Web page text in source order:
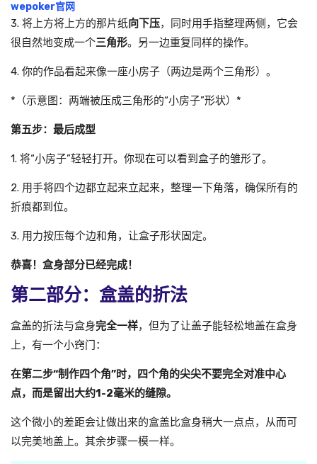
wepoker官网
3. 将上方将上方的那片纸向下压，同时用手指整理两侧，它会
很自然地变成一个三角形。另一边重复同样的操作。
4. 你的作品看起来像一座小房子（两边是两个三角形）。
*（示意图：两端被压成三角形的“小房子”形状）*
第五步：最后成型
1. 将“小房子”轻轻打开。你现在可以看到盒子的雏形了。
2. 用手将四个边都立起来立起来，整理一下角落，确保所有的
折痕都到位。
3. 用力按压每个边和角，让盒子形状固定。
恭喜！盒身部分已经完成！
第二部分：盒盖的折法
盒盖的折法与盒身完全一样，但为了让盖子能轻松地盖在盒身
上，有一个小窍门：
在第二步“制作四个角”时，四个角的尖尖不要完全对准中心
点，而是留出大约1-2毫米的缝隙。
这个微小的差距会让做出来的盒盖比盒身稍大一点点，从而可
以完美地盖上。其余步骤一模一样。